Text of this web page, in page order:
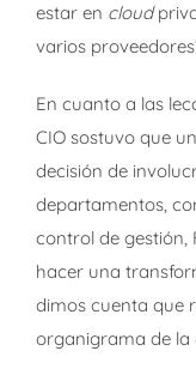
estar en cloud
varios
En cuanto a las
CIO sostuvo que
decisión de
departamentos,
control de gestión,
hacer una
dimos cuenta que
organigrama de la